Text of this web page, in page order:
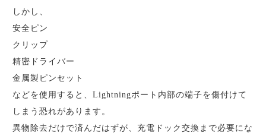
しかし、
安全ピン
クリップ
精密ドライバー
金属製ピンセット
などを使用すると、Lightningポート内部の端子を傷付けて
しまう恐れがあります。
異物除去だけで済んだはずが、充電ドック交換まで必要にな